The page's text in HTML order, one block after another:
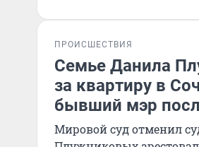
ПРОИСШЕСТВИЯ
Семье Данила
за квартиру в
бывший мэр
Мировой суд отменил